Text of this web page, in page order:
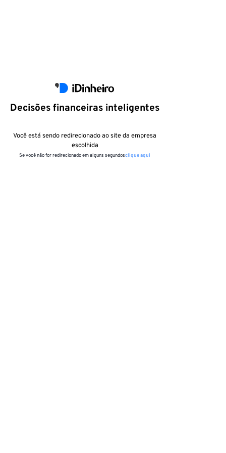
Decisões financeiras inteligentes
Você está sendo redirecionado ao site da empresa
escolhida
Se você não for redirecionado em alguns segundosclique aqui